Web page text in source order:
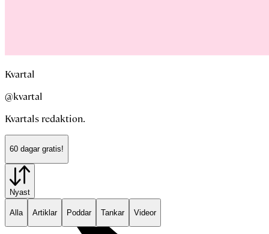
Kvartal
@kvartal
Kvartals redaktion.
60 dagar gratis!
Nyast
Alla Artiklar Poddar Tankar Videor